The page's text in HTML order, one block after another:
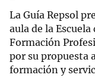
La Guía Repsol
aula de la
Formación
por su propuesta
formación y